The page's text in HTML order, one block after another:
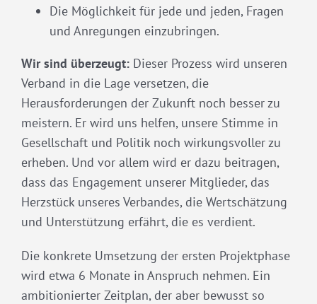
Die Möglichkeit für jede und jeden, Fragen
und Anregungen einzubringen.
Wir sind überzeugt: Dieser Prozess wird unseren
Verband in die Lage versetzen, die
Herausforderungen der Zukunft noch besser zu
meistern. Er wird uns helfen, unsere Stimme in
Gesellschaft und Politik noch wirkungsvoller zu
erheben. Und vor allem wird er dazu beitragen,
dass das Engagement unserer Mitglieder, das
Herzstück unseres Verbandes, die Wertschätzung
und Unterstützung erfährt, die es verdient.
Die konkrete Umsetzung der ersten Projektphase
wird etwa 6 Monate in Anspruch nehmen. Ein
ambitionierter Zeitplan, der aber bewusst so